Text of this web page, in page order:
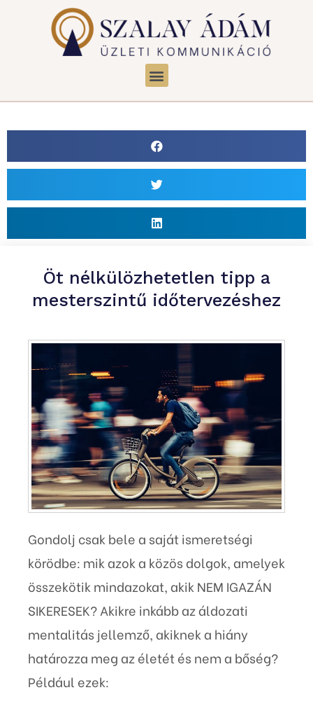
Öt nélkülözhetetlen tipp a
mesterszintű időtervezéshez
Gondolj csak bele a saját ismeretségi
körödbe: mik azok a közös dolgok, amelyek
összekötik mindazokat, akik NEM IGAZÁN
SIKERESEK? Akikre inkább az áldozati
mentalitás jellemző, akiknek a hiány
határozza meg az életét és nem a bőség?
Például ezek: